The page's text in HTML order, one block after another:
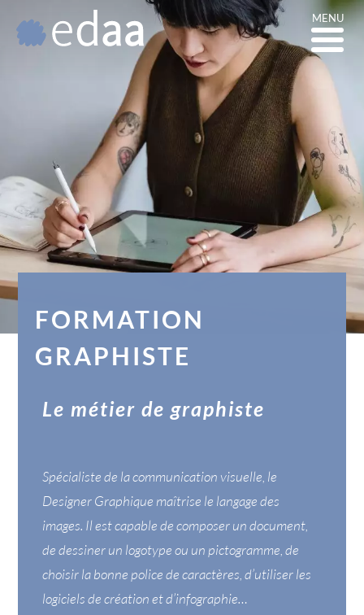
MENU
FORMATION
GRAPHISTE
Le métier de graphiste
Spécialiste de la communication visuelle, le
Designer Graphique maîtrise le langage des
images. Il est capable de composer un document,
de dessiner un logotype ou un pictogramme, de
choisir la bonne police de caractères, d’utiliser les
logiciels de création et d’infographie…